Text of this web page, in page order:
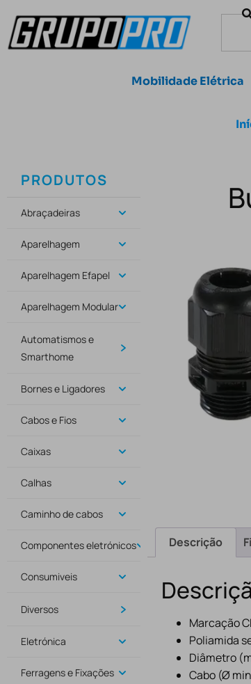
Mobilidade Elétrica
PRODUTOS
Abraçadeiras
Aparelhagem
Aparelhagem Efapel
Aparelhagem Modular
Automatismos e
Smarthome
Bornes e Ligadores
Cabos e Fios
Caixas
Calhas
Caminho de cabos
Componentes eletrónicos
Consumiveis
Diversos
Eletrónica
Ferragens e Fixações
Descrição
Marcação
Poliamida
Diâmetro
Cabo (Ø